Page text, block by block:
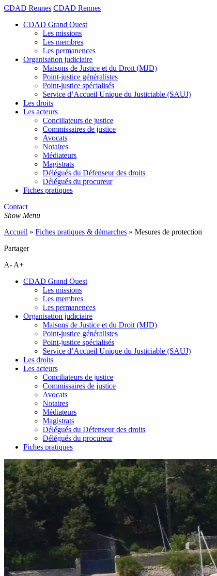
CDAD Rennes CDAD Rennes
CDAD Grand Ouest
Les missions
Les membres
Les permanences
Organisation judiciaire
Maisons de Justice et du Droit (MJD)
Point-justice généralistes
Point-justice spécialisés
Service d’Accueil Unique du Justiciable (SAUJ)
Les droits
Les acteurs
Conciliateurs de justice
Commissaires de justice
Avocats
Notaires
Médiateurs
Magistrats
Délégués du Défenseur des droits
Délégués du procureur
Fiches pratiques
Contact
Show Menu
Accueil » Fiches pratiques & démarches » Mesures de protection
Partager
A- A+
CDAD Grand Ouest
Les missions
Les membres
Les permanences
Organisation judiciaire
Maisons de Justice et du Droit (MJD)
Point-justice généralistes
Point-justice spécialisés
Service d’Accueil Unique du Justiciable (SAUJ)
Les droits
Les acteurs
Conciliateurs de justice
Commissaires de justice
Avocats
Notaires
Médiateurs
Magistrats
Délégués du Défenseur des droits
Délégués du procureur
Fiches pratiques